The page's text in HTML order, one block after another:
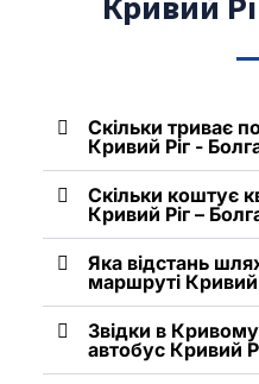
Скільки триває
Кривий Ріг -
Скільки коштує
Кривий Ріг –
Яка відстань
маршруті Кривий
Звідки в Кривому
автобус Кривий